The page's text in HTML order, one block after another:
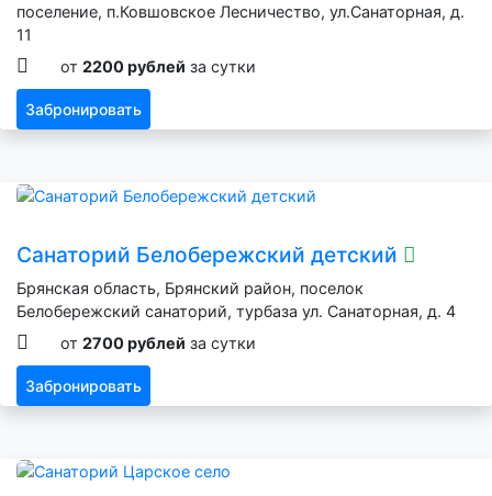
поселение, п.Ковшовское Лесничество, ул.Санаторная, д.
11
от 2200 рублей за сутки
Забронировать
Санаторий Белобережский детский
Брянская область, Брянский район, поселок
Белобережский санаторий, турбаза ул. Санаторная, д. 4
от 2700 рублей за сутки
Забронировать